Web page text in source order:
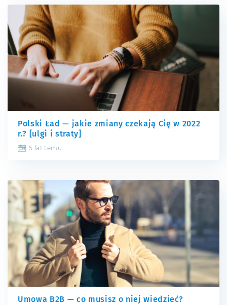
Polski Ład — jakie zmiany czekają Cię w 2022
r.? [ulgi i straty]
5 lat temu
Umowa B2B — co musisz o niej wiedzieć?